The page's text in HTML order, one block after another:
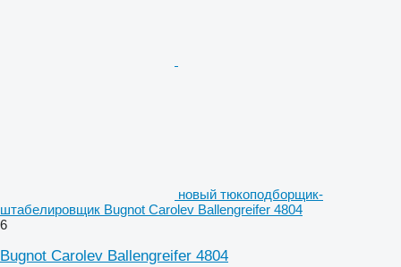
новый тюкоподборщик-
штабелировщик Bugnot Carolev Ballengreifer 4804
6
Bugnot Carolev Ballengreifer 4804